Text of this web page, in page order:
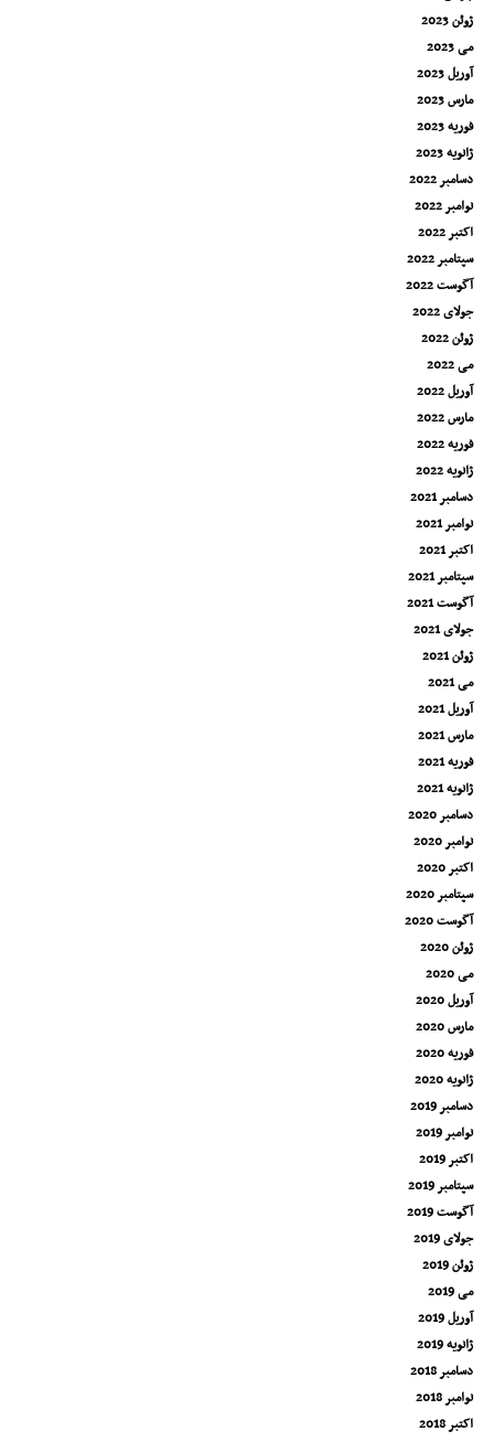
ژوئن 2023
می 2023
آوریل 2023
مارس 2023
فوریه 2023
ژانویه 2023
دسامبر 2022
نوامبر 2022
اکتبر 2022
سپتامبر 2022
آگوست 2022
جولای 2022
ژوئن 2022
می 2022
آوریل 2022
مارس 2022
فوریه 2022
ژانویه 2022
دسامبر 2021
نوامبر 2021
اکتبر 2021
سپتامبر 2021
آگوست 2021
جولای 2021
ژوئن 2021
می 2021
آوریل 2021
مارس 2021
فوریه 2021
ژانویه 2021
دسامبر 2020
نوامبر 2020
اکتبر 2020
سپتامبر 2020
آگوست 2020
ژوئن 2020
می 2020
آوریل 2020
مارس 2020
فوریه 2020
ژانویه 2020
دسامبر 2019
نوامبر 2019
اکتبر 2019
سپتامبر 2019
آگوست 2019
جولای 2019
ژوئن 2019
می 2019
آوریل 2019
ژانویه 2019
دسامبر 2018
نوامبر 2018
اکتبر 2018